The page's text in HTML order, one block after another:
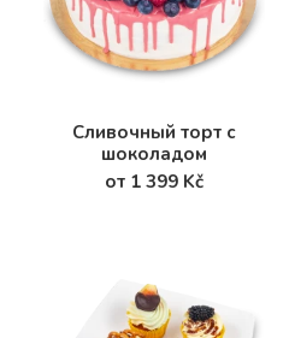
Сливочный торт с
шоколадом
от 1 399 Kč